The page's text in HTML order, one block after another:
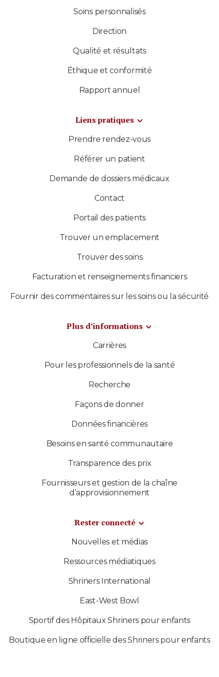
Soins personnalisés
Direction
Qualité et résultats
Éthique et conformité
Rapport annuel
Liens pratiques
Prendre rendez-vous
Référer un patient
Demande de dossiers médicaux
Contact
Portail des patients
Trouver un emplacement
Trouver des soins
Facturation et renseignements financiers
Fournir des commentaires sur les soins ou la sécurité
Plus d’informations
Carrières
Pour les professionnels de la santé
Recherche
Façons de donner
Données financières
Besoins en santé communautaire
Transparence des prix
Fournisseurs et gestion de la chaîne
d’approvisionnement
Rester connecté
Nouvelles et médias
Ressources médiatiques
Shriners International
East-West Bowl
Sportif des Hôpitaux Shriners pour enfants
Boutique en ligne officielle des Shriners pour enfants